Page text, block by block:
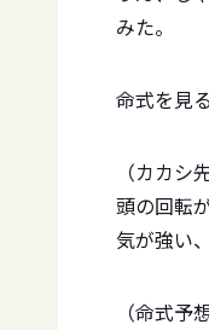
みた。
命式を見
（カカ
頭の回転
気が強い
（命式